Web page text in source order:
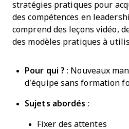
stratégies pratiques pour
des compétences en
comprend des leçons vidéo,
des modèles pratiques à
Pour qui ? : Nouveaux
d’équipe sans formation
Sujets abordés :
Fixer des attentes